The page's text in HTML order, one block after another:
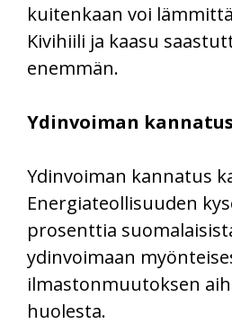
kuitenkaan voi
Kivihiili ja kaasu
enemmän.
Ydinvoiman
Ydinvoiman kannatus
Energiateollisuuden
prosenttia
ydinvoimaan
ilmastonmuutoksen
huolesta.